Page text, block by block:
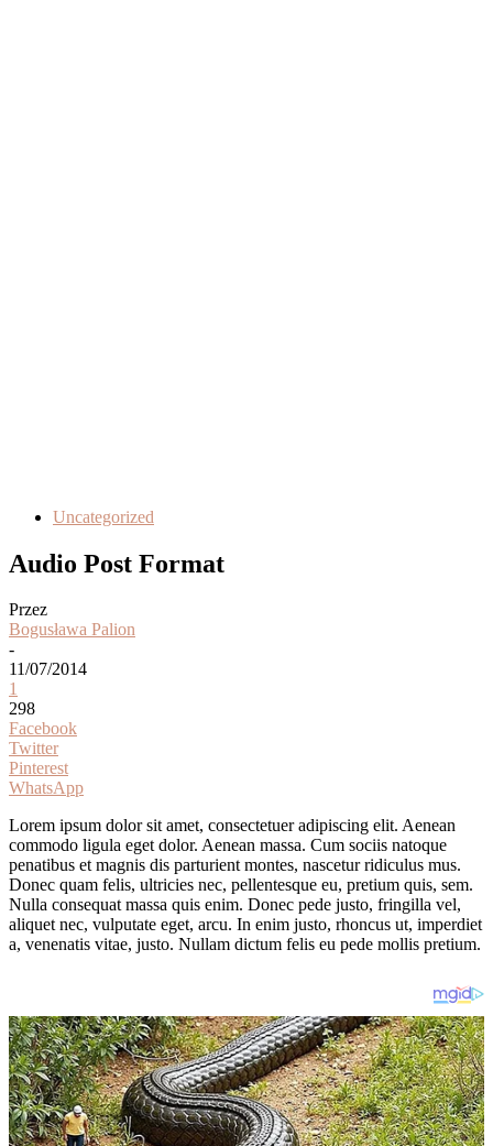
Uncategorized
Audio Post Format
Przez
Bogusława Palion
-
11/07/2014
1
298
Facebook
Twitter
Pinterest
WhatsApp
Lorem ipsum dolor sit amet, consectetuer adipiscing elit. Aenean
commodo ligula eget dolor. Aenean massa. Cum sociis natoque
penatibus et magnis dis parturient montes, nascetur ridiculus mus.
Donec quam felis, ultricies nec, pellentesque eu, pretium quis, sem.
Nulla consequat massa quis enim. Donec pede justo, fringilla vel,
aliquet nec, vulputate eget, arcu. In enim justo, rhoncus ut, imperdiet
a, venenatis vitae, justo. Nullam dictum felis eu pede mollis pretium.